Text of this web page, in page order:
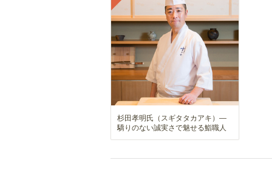
杉田孝明氏（スギタタカアキ）―
驕りのない誠実さで魅せる鮨職人